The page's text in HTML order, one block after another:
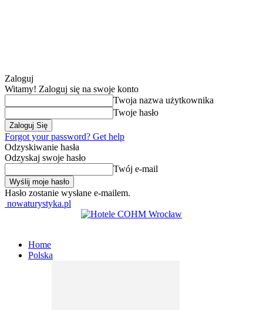
Zaloguj
Witamy! Zaloguj się na swoje konto
Twoja nazwa użytkownika
Twoje hasło
Forgot your password? Get help
Odzyskiwanie hasła
Odzyskaj swoje hasło
Twój e-mail
Hasło zostanie wysłane e-mailem.
nowaturystyka.pl
Home
Polska